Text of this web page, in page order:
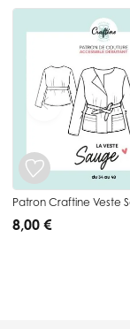
Press to skip
Patron Craftine Veste
8,00 €